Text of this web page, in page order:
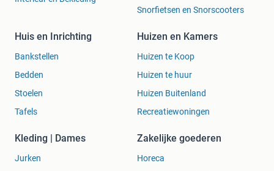
Snorfietsen en Snorscooters
Huis en Inrichting
Bankstellen
Bedden
Stoelen
Tafels
Huizen en Kamers
Huizen te Koop
Huizen te huur
Huizen Buitenland
Recreatiewoningen
Kleding | Dames
Jurken
Zakelijke goederen
Horeca